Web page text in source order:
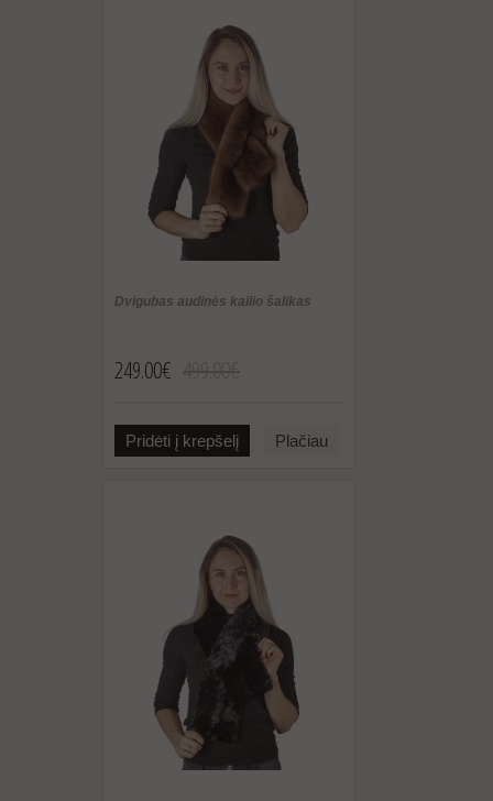
Dvigubas audinės kailio šalikas
249.00€
Pridėti į krepšelį Plačiau